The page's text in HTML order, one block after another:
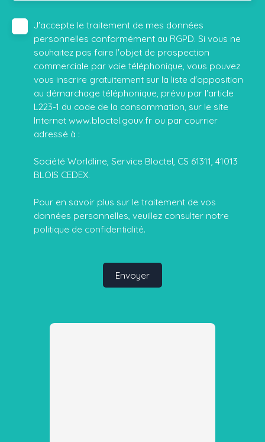
J'accepte le traitement de mes données
personnelles conformément au RGPD. Si vous ne
souhaitez pas faire l'objet de prospection
commerciale par voie téléphonique, vous pouvez
vous inscrire gratuitement sur la liste d'opposition
au démarchage téléphonique, prévu par l'article
L223-1 du code de la consommation, sur le site
Internet www.bloctel.gouv.fr ou par courrier
adressé à :
Société Worldline, Service Bloctel, CS 61311, 41013
BLOIS CEDEX.
Pour en savoir plus sur le traitement de vos
données personnelles, veuillez consulter notre
politique de confidentialité.
Envoyer